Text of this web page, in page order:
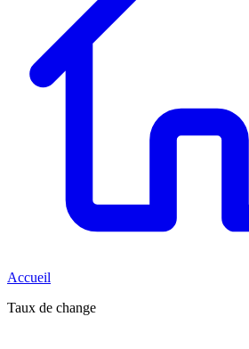
Accueil
Taux de change